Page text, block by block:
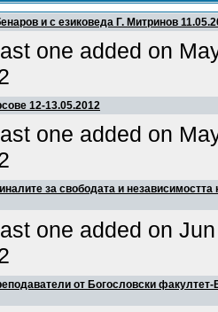
и с езиковеда Г. Митринов
one added on
12-13.05.2012
one added on
за свободата и независимостта
one added on Jun
от Богословски факултет-